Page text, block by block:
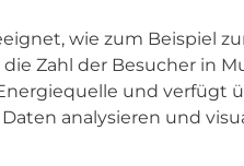
wie zum Beispiel
Zahl der Besucher in
und verfügt
analysieren und